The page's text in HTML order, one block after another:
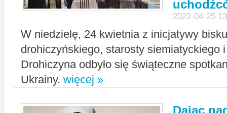
2022-04-25
W niedzielę, 24 kwietnia z inicjatywy
drohiczyńskiego, starosty siemiatyckiego
Drohiczyna odbyło się świąteczne
Ukrainy. więcej »